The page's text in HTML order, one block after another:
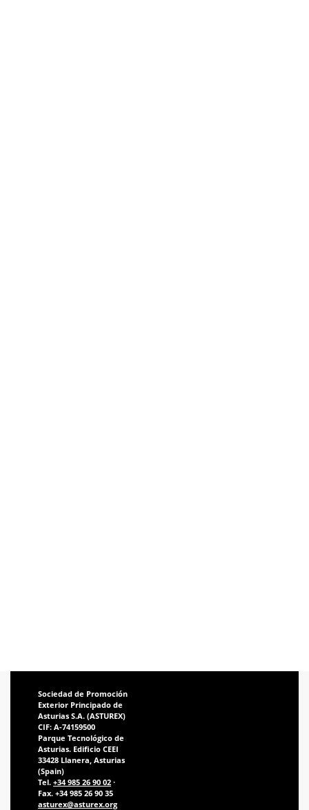
Sociedad de Promoción
Exterior Principado de
Asturias S.A. (ASTUREX)
CIF: A-74159500
Parque Tecnológico de
Asturias. Edificio CEEI
33428 Llanera, Asturias
(Spain)
Tel. +34 985 26 90 02 ·
Fax. +34 985 26 90 35
asturex@asturex.org